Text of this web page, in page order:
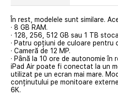
În rest, modelele sunt similare.
· 8 GB RAM.
· 128, 256, 512 GB sau 1 TB
· Patru opțiuni de culoare pentru
· Cameră de 12 MP.
· Până la 10 ore de autonomie în
iPad Air poate fi conectat la un
utilizat pe un ecran mai mare.
conținutului pe monitoare
6K.